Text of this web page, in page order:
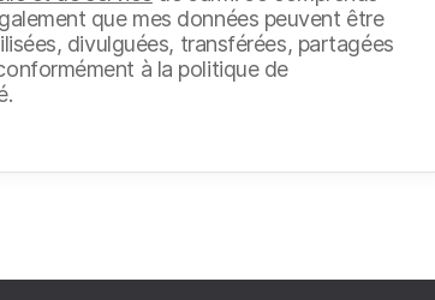
que mes données peuvent être
divulguées, transférées, partagées
à la politique de